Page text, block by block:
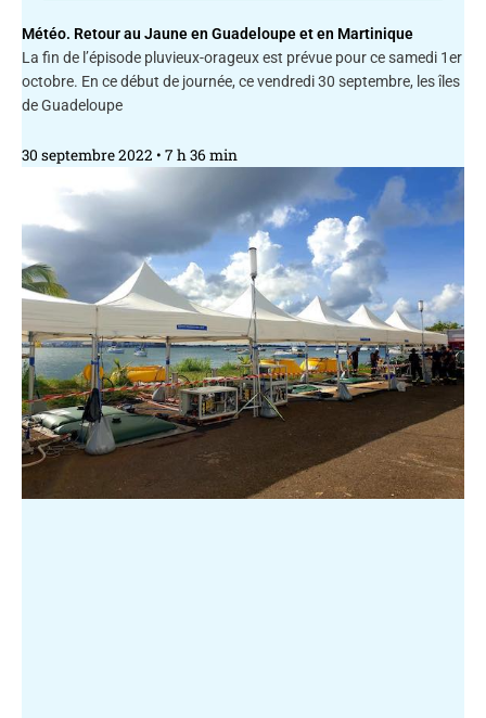
Météo. Retour au Jaune en Guadeloupe et en Martinique
La fin de l’épisode pluvieux-orageux est prévue pour ce samedi 1er
octobre. En ce début de journée, ce vendredi 30 septembre, les îles
de Guadeloupe
30 septembre 2022 7 h 36 min